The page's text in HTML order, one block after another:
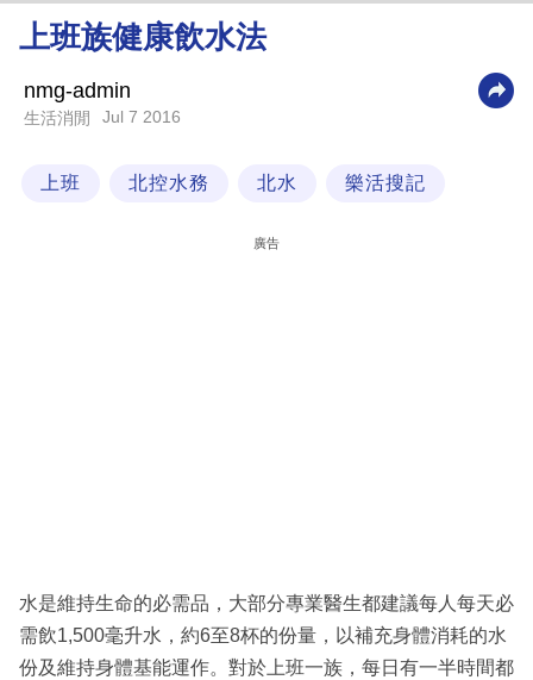
理
財
業
技
閱
專
區
上班族健康飲水法
nmg-admin
生活消閒 Jul 7 2016
上班 北控水務 北水 樂活搜記
廣告
水是維持生命的必需品，大部分專業醫生都建議每人每天必
需飲1,500毫升水，約6至8杯的份量，以補充身體消耗的水
份及維持身體基能運作。對於上班一族，每日有一半時間都